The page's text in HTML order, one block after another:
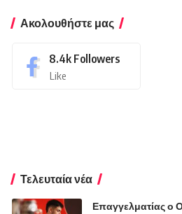
Ακολουθήστε μας
8.4k Followers
Like
Τελευταία νέα
Επαγγελματίας ο